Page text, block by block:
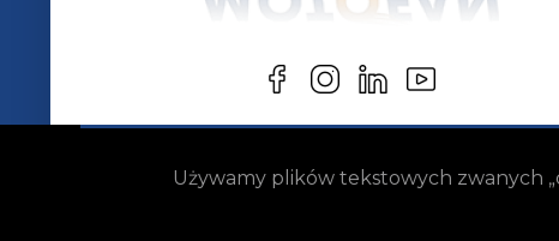
Używamy plików tekstowych zwanych